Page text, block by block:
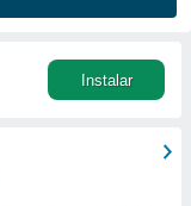
Instalar